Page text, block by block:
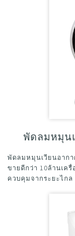
พัดลมหมุน
พัดลมหมุนเวียนอาก
ขายดีกว่า 10ล้านเค
ควบคุมจากระยะไก